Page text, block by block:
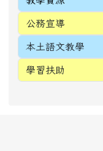
電話(TEL)：
4971036
Address：
Dist., Taoyuan